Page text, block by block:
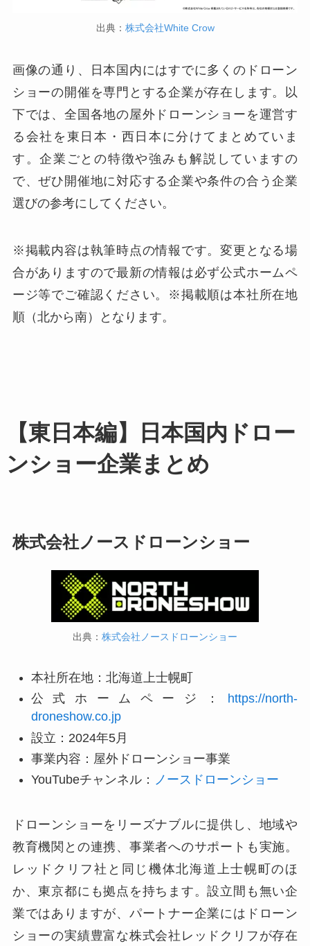
出典： 株式会社White Crow
画像の通り、日本国内にはすでに多くのドローン
ショーの開催を専門とする企業が存在します。以
下では、全国各地の屋外ドローンショーを運営す
る会社を東日本・西日本に分けてまとめていま
す。企業ごとの特徴や強みも解説していますの
で、ぜひ開催地に対応する企業や条件の合う企業
選びの参考にしてください。
※掲載内容は執筆時点の情報です。変更となる場
合がありますので最新の情報は必ず公式ホームペ
ージ等でご確認ください。※掲載順は本社所在地
順（北から南）となります。
【東日本編】日本国内ドロー
ンショー企業まとめ
株式会社ノースドローンショー
出典： 株式会社ノースドローンショー
本社所在地：北海道上士幌町
公式ホームページ： https://north-
droneshow.co.jp
設立：2024年5月
事業内容：屋外ドローンショー事業
YouTubeチャンネル： ノースドローンショー
ドローンショーをリーズナブルに提供し、地域や
教育機関との連携、事業者へのサポートも実施。
レッドクリフ社と同じ機体北海道上士幌町のほ
か、東京都にも拠点を持ちます。設立間も無い企
業ではありますが、パートナー企業にはドローン
ショーの実績豊富な株式会社レッドクリフが存在